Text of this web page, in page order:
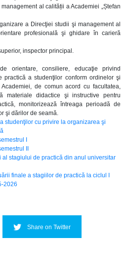
al calității a Academiei „Ștefan
a Direcţiei studii şi management al
profesională şi ghidare în carieră
inspector principal.
orientare, consiliere, educaţie privind
practică a studenţilor conform ordinelor şi
de comun acord cu facultatea,
materiale didactice şi instructive pentru
monitorizează întreaga perioadă de
şi dărilor de seamă.
studenţilor cu privire la organizarea şi
I
II
stagiului de practică din anul universitar
finale a stagiilor de practică la ciclul I
2026
Share on Twitter